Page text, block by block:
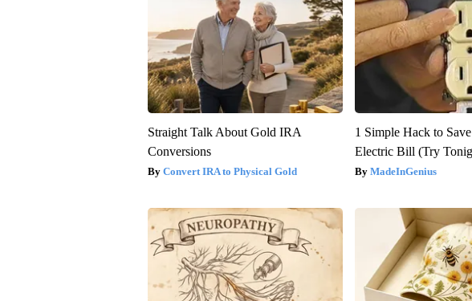
Straight Talk About Gold IRA
Conversions
Convert IRA to Physical Gold
1 Simple Hack to
Electric Bill (Try
MadeInGenius